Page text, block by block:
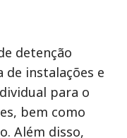
detenção
instalações e
para o
bem como
Além disso,